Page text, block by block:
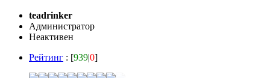
teadrinker
Администратор
Неактивен
Рейтинг : [939|0]